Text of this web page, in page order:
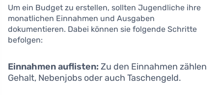
Um ein Budget zu erstellen, sollten Jugendliche ihre
monatlichen Einnahmen und Ausgaben
dokumentieren. Dabei können sie folgende Schritte
befolgen:
Einnahmen auflisten: Zu den Einnahmen zählen
Gehalt, Nebenjobs oder auch Taschengeld.